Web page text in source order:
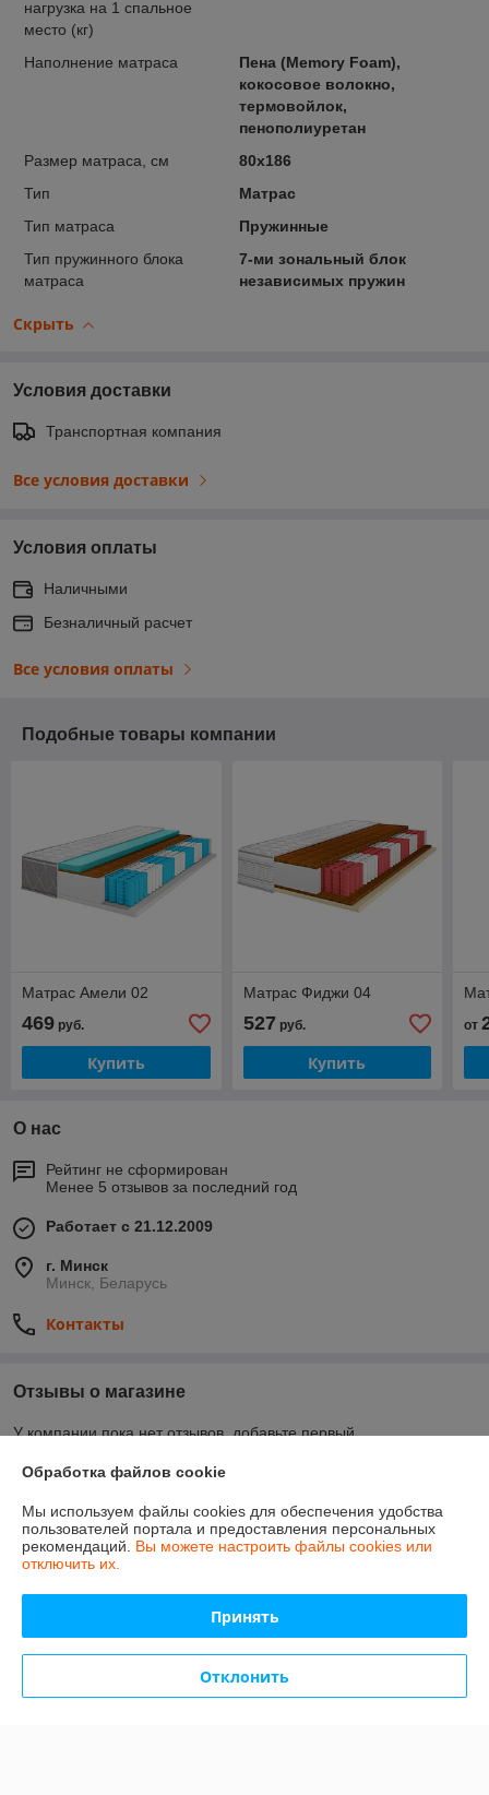
нагрузка на 1 спальное
место (кг)
Наполнение матраса
Пена (Memory Foam),
кокосовое волокно,
термовойлок,
пенополиуретан
Размер матраса, см
80х186
Тип
Матрас
Тип матраса
Пружинные
Тип пружинного блока
матраса
7-ми зональный блок
независимых пружин
Скрыть
Условия доставки
Транспортная компания
Все условия доставки
Условия оплаты
Наличными
Безналичный расчет
Все условия оплаты
Подобные товары компании
Матрас Амели 02
469 руб.
Купить
Матрас Фиджи 04
527 руб.
Купить
от
О нас
Рейтинг не сформирован
Менее 5 отзывов за последний год
Работает с 21.12.2009
г. Минск
Минск, Беларусь
Контакты
Отзывы о магазине
У компании пока нет отзывов, добавьте первый
Контакты
Доставка и оплата
Политика обработки cookies
Обработка файлов cookie
Мы используем файлы cookies для обеспечения удобства
пользователей портала и предоставления персональных
рекомендаций. Вы можете настроить файлы cookies или
отключить их.
Принять
Отклонить